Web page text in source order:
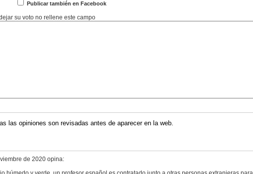
Publicar también en Facebook
su voto no rellene este campo
las opiniones son revisadas antes de aparecer en la web.
de 2020 opina: